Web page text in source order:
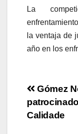
La
la ventaja de
año en los
de
Gómez
Calidade